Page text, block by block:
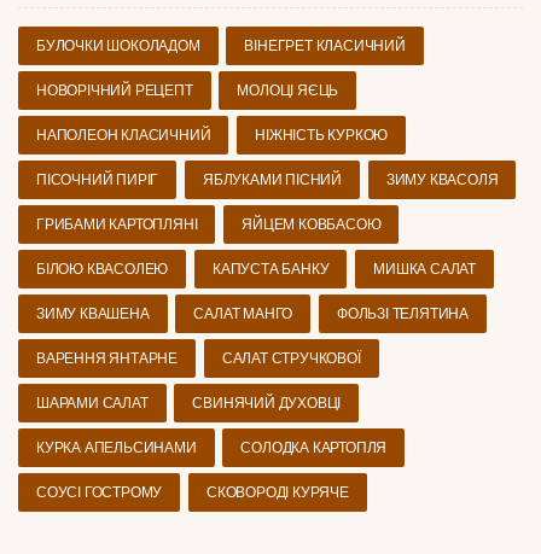
БУЛОЧКИ ШОКОЛАДОМ ВІНЕГРЕТ КЛАСИЧНИЙ
НОВОРІЧНИЙ РЕЦЕПТ МОЛОЦІ ЯЄЦЬ
НАПОЛЕОН КЛАСИЧНИЙ НІЖНІСТЬ КУРКОЮ
ПІСОЧНИЙ ПИРІГ ЯБЛУКАМИ ПІСНИЙ ЗИМУ КВАСОЛЯ
ГРИБАМИ КАРТОПЛЯНІ ЯЙЦЕМ КОВБАСОЮ
БІЛОЮ КВАСОЛЕЮ КАПУСТА БАНКУ МИШКА САЛАТ
ЗИМУ КВАШЕНА САЛАТ МАНГО ФОЛЬЗІ ТЕЛЯТИНА
ВАРЕННЯ ЯНТАРНЕ САЛАТ СТРУЧКОВОЇ
ШАРАМИ САЛАТ СВИНЯЧИЙ ДУХОВЦІ
КУРКА АПЕЛЬСИНАМИ СОЛОДКА КАРТОПЛЯ
СОУСІ ГОСТРОМУ СКОВОРОДІ КУРЯЧЕ